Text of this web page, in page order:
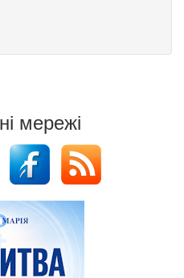
мережі